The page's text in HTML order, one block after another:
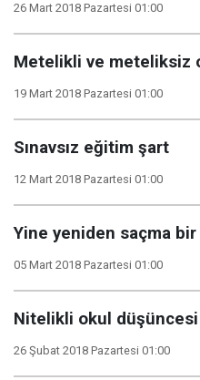
26 Mart 2018 Pazartesi 01:00
Metelikli ve meteliksiz
19 Mart 2018 Pazartesi 01:00
Sınavsız eğitim şart
12 Mart 2018 Pazartesi 01:00
Yine yeniden saçma
05 Mart 2018 Pazartesi 01:00
Nitelikli okul
26 Şubat 2018 Pazartesi 01:00